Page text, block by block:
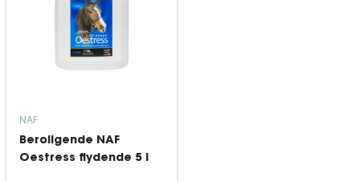
NAF
Beroligende NAF
Oestress flydende 5 l